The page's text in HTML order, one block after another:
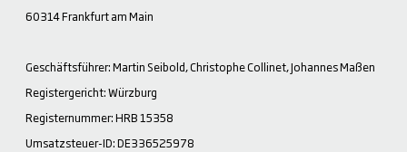
60314 Frankfurt am Main
Geschäftsführer: Martin Seibold, Christophe Collinet, Johannes Maßen
Registergericht: Würzburg
Registernummer: HRB 15358
Umsatzsteuer-ID: DE336525978